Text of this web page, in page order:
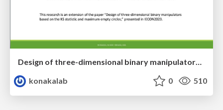
Design of three-dimensional binary manipulators for pick-and-place task avoiding obstacles (IECON2024)
konakalab
0 510